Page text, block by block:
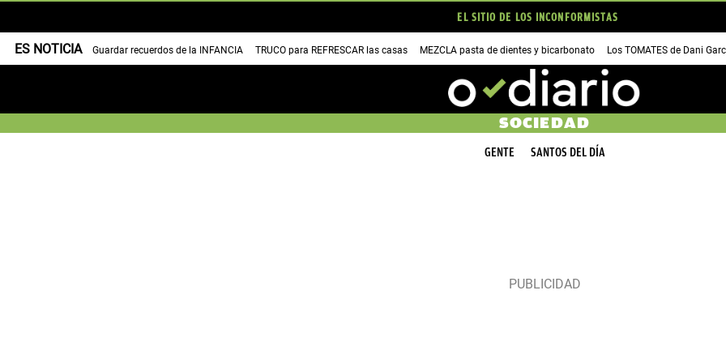
EL SITIO DE LOS INCONFORMISTAS
ES NOTICIA Guardar recuerdos de la INFANCIA TRUCO para REFRESCAR las casas MEZCLA pasta de dientes y bicarbonato Los TOMATES de Dani
SOCIEDAD
GENTE SANTOS DEL DÍA